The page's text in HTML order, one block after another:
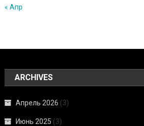
« Апр
ARCHIVES
Апрель 2026 (3)
Июнь 2025 (3)